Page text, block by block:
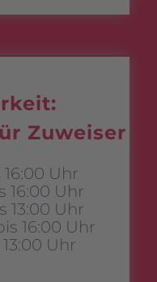
Zuweiser
Uhr
16:00 Uhr
13:00 Uhr
16:00 Uhr
Uhr